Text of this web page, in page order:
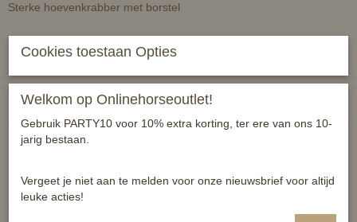
Sterke hoevenkrabber met borstel
Kleur zwart, roze, rood, geel en donkerblauw.
Reacties
Ook interessant
Cookies toestaan Opties
Welkom op Onlinehorseoutlet!
Gebruik PARTY10 voor 10% extra korting, ter ere van ons 10-
jarig bestaan.
Vergeet je niet aan te melden voor onze nieuwsbrief voor altijd
leuke acties!